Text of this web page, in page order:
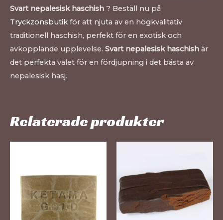
Svart nepalesisk haschish ? Beställ nu på
Tryckzonsbutik för att njuta av en högkvalitativ
traditionell haschish, perfekt för en exotisk och
avkopplande upplevelse. Svart nepalesisk haschish är
det perfekta valet för en fördjupning i det bästa av
nepalesisk hasj.
Relaterade produkter
produkten
flera
varianter.